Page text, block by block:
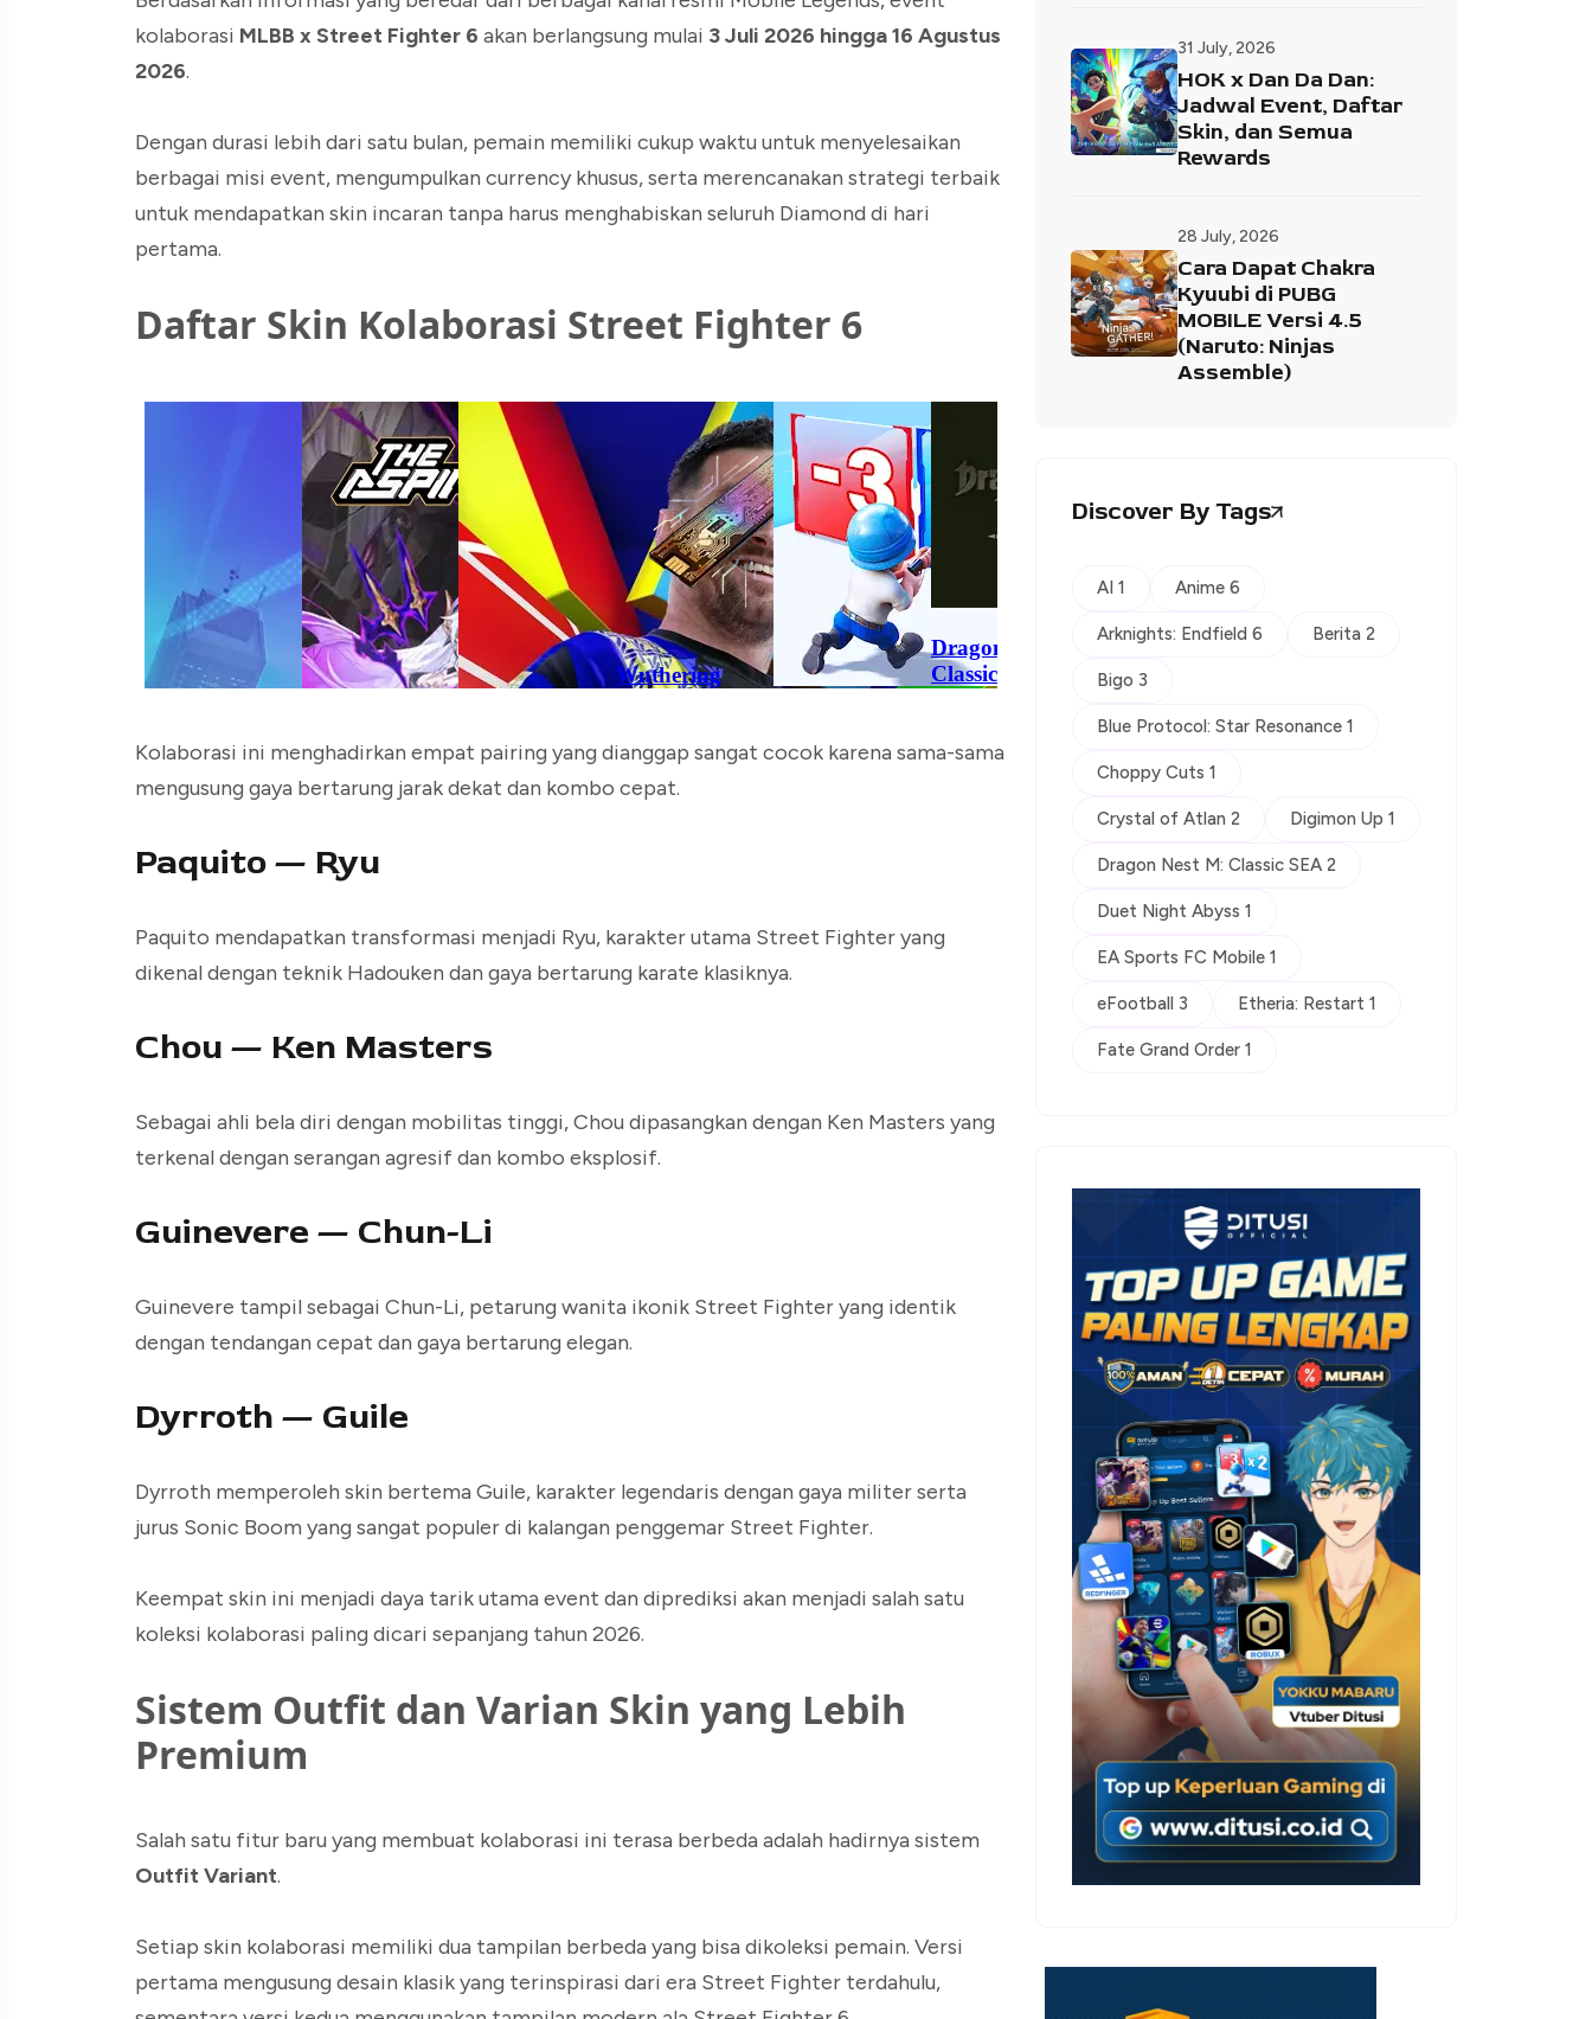
kolaborasi MLBB x Street Fighter 6 akan berlangsung mulai 3 Juli 2026 hingga 16 Agustus
2026.
Dengan durasi lebih dari satu bulan, pemain memiliki cukup waktu untuk menyelesaikan
berbagai misi event, mengumpulkan currency khusus, serta merencanakan strategi terbaik
untuk mendapatkan skin incaran tanpa harus menghabiskan seluruh Diamond di hari
pertama.
Daftar Skin Kolaborasi Street Fighter 6
Kolaborasi ini menghadirkan empat pairing yang dianggap sangat cocok karena sama-sama
mengusung gaya bertarung jarak dekat dan kombo cepat.
Paquito — Ryu
Paquito mendapatkan transformasi menjadi Ryu, karakter utama Street Fighter yang
dikenal dengan teknik Hadouken dan gaya bertarung karate klasiknya.
Chou — Ken Masters
Sebagai ahli bela diri dengan mobilitas tinggi, Chou dipasangkan dengan Ken Masters yang
terkenal dengan serangan agresif dan kombo eksplosif.
Guinevere — Chun-Li
Guinevere tampil sebagai Chun-Li, petarung wanita ikonik Street Fighter yang identik
dengan tendangan cepat dan gaya bertarung elegan.
Dyrroth — Guile
Dyrroth memperoleh skin bertema Guile, karakter legendaris dengan gaya militer serta
jurus Sonic Boom yang sangat populer di kalangan penggemar Street Fighter.
Keempat skin ini menjadi daya tarik utama event dan diprediksi akan menjadi salah satu
koleksi kolaborasi paling dicari sepanjang tahun 2026.
Sistem Outfit dan Varian Skin yang Lebih
Premium
Salah satu fitur baru yang membuat kolaborasi ini terasa berbeda adalah hadirnya sistem
Outfit Variant.
Setiap skin kolaborasi memiliki dua tampilan berbeda yang bisa dikoleksi pemain. Versi
pertama mengusung desain klasik yang terinspirasi dari era Street Fighter terdahulu,
31 July, 2026
HOK x Dan Da Dan:
Jadwal Event, Daftar
Skin, dan Semua
Rewards
28 July, 2026
Cara Dapat Chakra
Kyuubi di PUBG
MOBILE Versi 4.5
(Naruto: Ninjas
Assemble)
Discover By Tags
AI 1 Anime 6
Arknights: Endfield 6 Berita 2
Bigo 3
Blue Protocol: Star Resonance 1
Choppy Cuts 1
Crystal of Atlan 2 Digimon Up 1
Dragon Nest M: Classic SEA 2
Duet Night Abyss 1
EA Sports FC Mobile 1
eFootball 3 Etheria: Restart 1
Fate Grand Order 1